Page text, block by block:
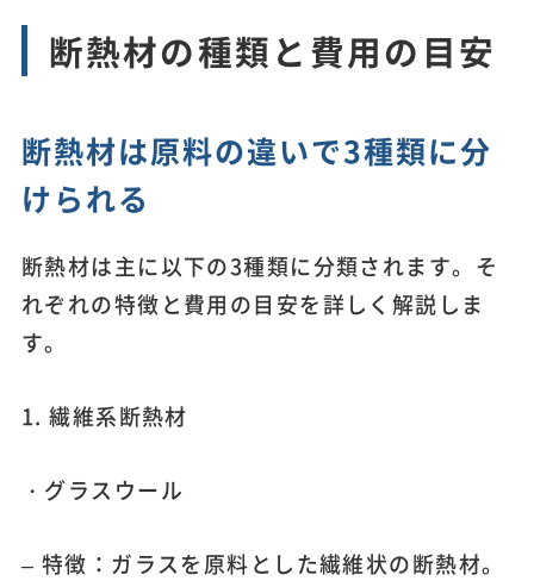
断熱材の種類と費用の目安
断熱材は原料の違いで3種類に分
けられる
断熱材は主に以下の3種類に分類されます。そ
れぞれの特徴と費用の目安を詳しく解説しま
す。
1. 繊維系断熱材
・グラスウール
– 特徴：ガラスを原料とした繊維状の断熱材。